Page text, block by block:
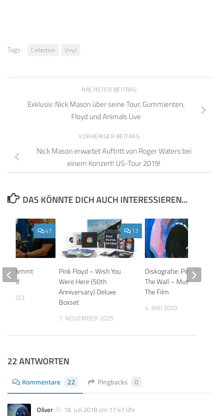
Tags: Collection Vinyl
NÄCHSTER BEITRAG
Exklusiv: Nick Mason über seine Tour, Gummienten,
Floyd und Animals Live
VORHERIGER BEITRAG
Nick Mason erwartet Auftritt von Roger Waters bei
einem Konzert! US-Tour 2019!
DAS KÖNNTE DICH AUCH INTERESSIEREN...
13
Pink Floyd – Wish You
Were Here (50th
Anniversary) Deluxe
Boxset
7. NOVEMBER 2025
Diskografie: Pink Floyd
The Wall – Music From
The Film
4. MAI 2020
47
nimmt
auf
2023
22 ANTWORTEN
Kommentare 22 Pingbacks 0
Oliver
18. Juli 2018 um 17:47 Uhr